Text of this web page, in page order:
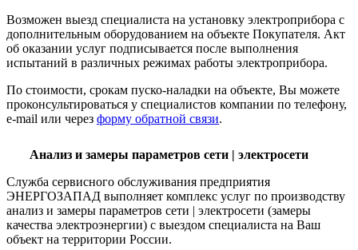
Возможен выезд специалиста на установку электроприбора с
дополнительным оборудованием на объекте Покупателя. Акт
об оказании услуг подписывается после выполнения
испытаний в различных режимах работы электроприбора.
По стоимости, срокам пуско-наладки на объекте, Вы можете
проконсультироваться у специалистов компании по телефону,
e-mail или через форму обратной связи.
Анализ и замеры параметров сети | электросети
Служба сервисного обслуживания предприятия
ЭНЕРГОЗАПАД выполняет комплекс услуг по производству
анализ и замеры параметров сети | электросети (замеры
качества электроэнергии) с выездом специалиста на Ваш
объект на территории России.